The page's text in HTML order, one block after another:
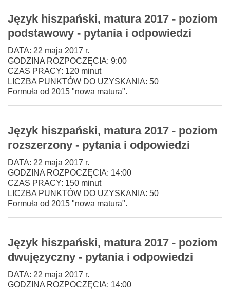
Język hiszpański, matura 2017 - poziom
podstawowy - pytania i odpowiedzi
DATA: 22 maja 2017 r.
GODZINA ROZPOCZĘCIA: 9:00
CZAS PRACY: 120 minut
LICZBA PUNKTÓW DO UZYSKANIA: 50
Formuła od 2015 "nowa matura".
Język hiszpański, matura 2017 - poziom
rozszerzony - pytania i odpowiedzi
DATA: 22 maja 2017 r.
GODZINA ROZPOCZĘCIA: 14:00
CZAS PRACY: 150 minut
LICZBA PUNKTÓW DO UZYSKANIA: 50
Formuła od 2015 "nowa matura".
Język hiszpański, matura 2017 - poziom
dwujęzyczny - pytania i odpowiedzi
DATA: 22 maja 2017 r.
GODZINA ROZPOCZĘCIA: 14:00